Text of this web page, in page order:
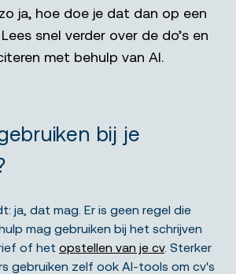
ja, hoe doe je dat dan op een
snel verder over de do’s en
met behulp van AI.
bij je
ja, dat mag. Er is geen regel die
mag gebruiken bij het schrijven
of het opstellen van je cv. Sterker
gebruiken zelf ook AI-tools om cv's